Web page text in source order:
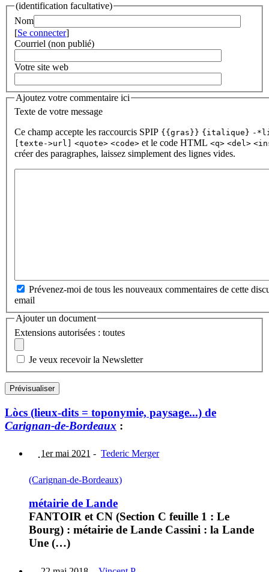
(identification facultative)
Nom
[Se connecter]
Courriel (non publié)
Votre site web
Ajoutez votre commentaire ici
Texte de votre message
Ce champ accepte les raccourcis SPIP {{gras}} {italique} -
[texte->url]
<quote> <code> et le code HTML <q> <del>
créer des paragraphes, laissez simplement des lignes vides.
Prévenez-moi de tous les nouveaux commentaires de cette
email
Ajouter un document
Extensions autorisées : toutes
Je veux recevoir la Newsletter
Lòcs (lieux-dits = toponymie, paysage...) de
Carignan-de-Bordeaux :
1er mai 2021 - Tederic Merger
(Carignan-de-Bordeaux)
métairie de Lande
FANTOIR et CN (Section C feuille 1 : Le
Bourg) : métairie de Lande Cassini : la Lande
Une (…)